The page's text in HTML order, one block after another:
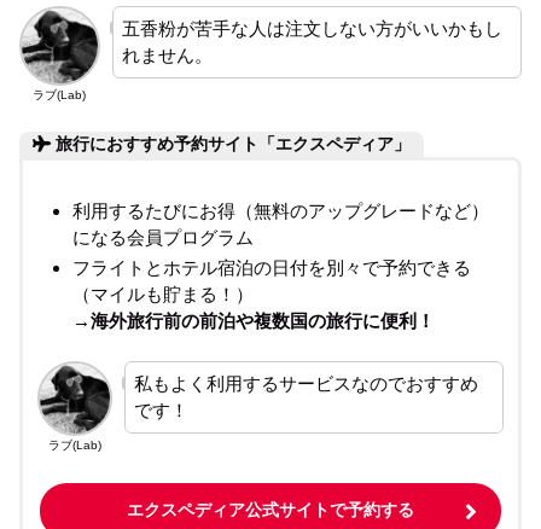
ラブ(Lab)
五香粉が苦手な人は注文しない方がいいかもし
れません。
旅行におすすめ予約サイト「エクスペディア」
利用するたびにお得（無料のアップグレードなど）
になる会員プログラム
フライトとホテル宿泊の日付を別々で予約できる
（マイルも貯まる！）
→海外旅行前の前泊や複数国の旅行に便利！
ラブ(Lab)
私もよく利用するサービスなのでおすすめ
です！
エクスペディア公式サイトで予約する